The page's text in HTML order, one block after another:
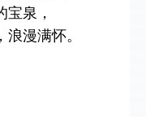
宝泉，
漫满怀。